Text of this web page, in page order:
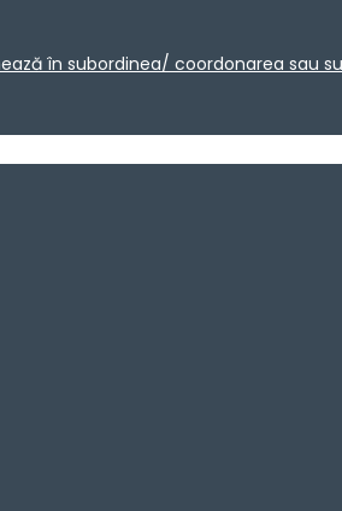
în subordinea/ coordonarea sau